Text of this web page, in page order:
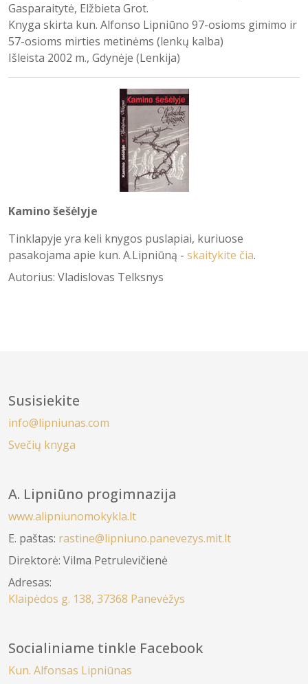
Gasparaitytė, Elžbieta Grot.
Knyga skirta kun. Alfonso Lipniūno 97-osioms gimimo ir
57-osioms mirties metinėms (lenkų kalba)
Išleista 2002 m., Gdynėje (Lenkija)
Kamino šešėlyje
Tinklapyje yra keli knygos puslapiai, kuriuose
pasakojama apie kun. A.Lipniūną - skaitykite čia.
Autorius: Vladislovas Telksnys
Susisiekite
info@lipniunas.com
Svečių knyga
A. Lipniūno progimnazija
www.alipniunomokykla.lt
E. paštas: rastine@lipniuno.panevezys.mit.lt
Direktorė: Vilma Petrulevičienė
Adresas:
Klaipėdos g. 138, 37368 Panevėžys
Socialiniame tinkle Facebook
Kun. Alfonsas Lipniūnas